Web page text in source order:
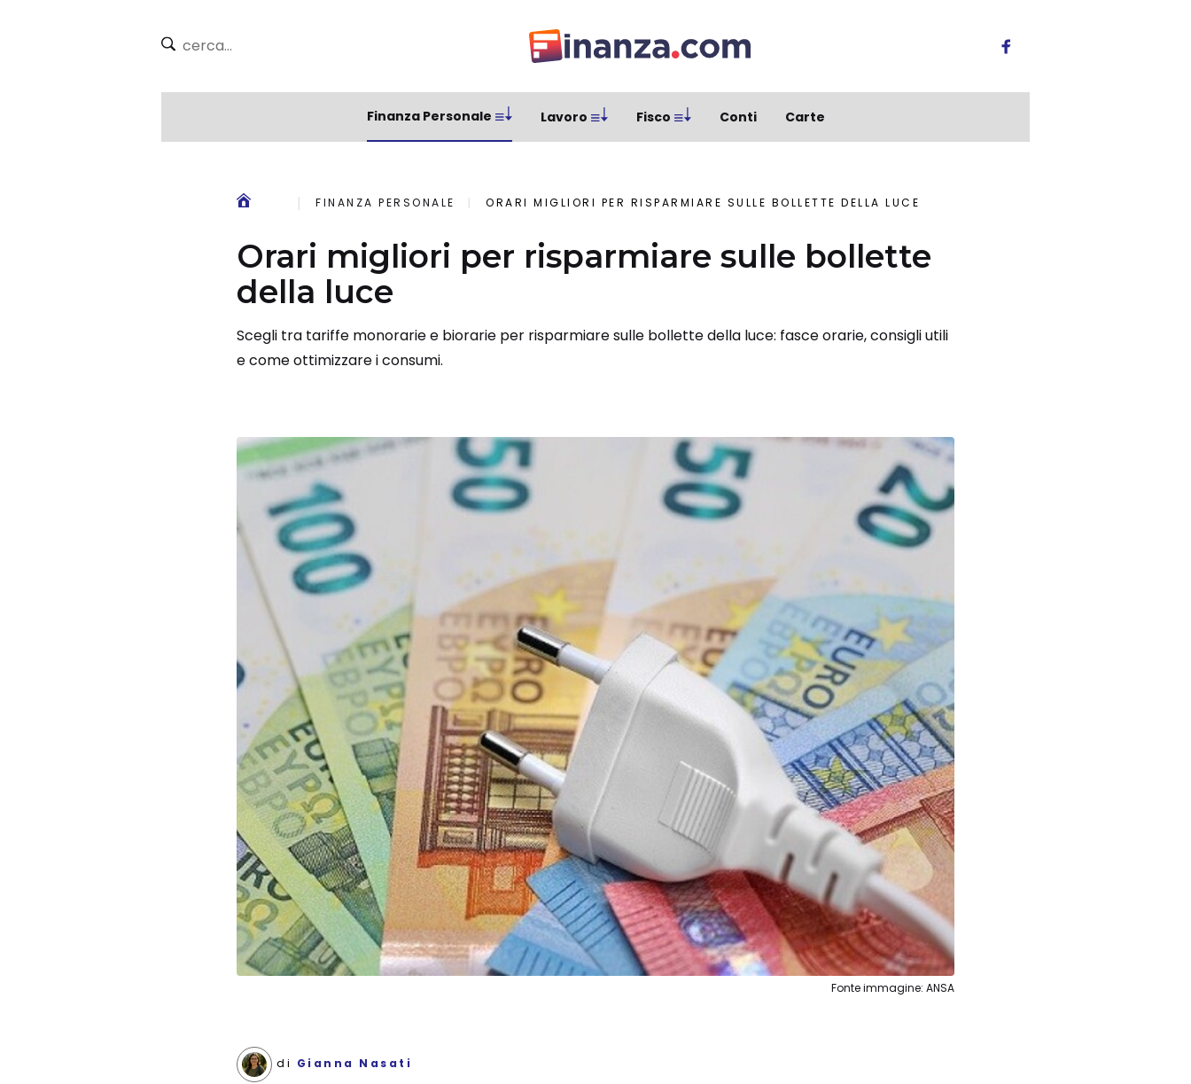
Finanza Personale Lavoro Fisco Conti Carte
FINANZA PERSONALE ORARI MIGLIORI PER RISPARMIARE SULLE BOLLETTE DELLA LUCE
Orari migliori per risparmiare sulle bollette
della luce
Scegli tra tariffe monorarie e biorarie per risparmiare sulle bollette della luce: fasce orarie, consigli utili
e come ottimizzare i consumi.
Fonte immagine: ANSA
di Gianna Nasati